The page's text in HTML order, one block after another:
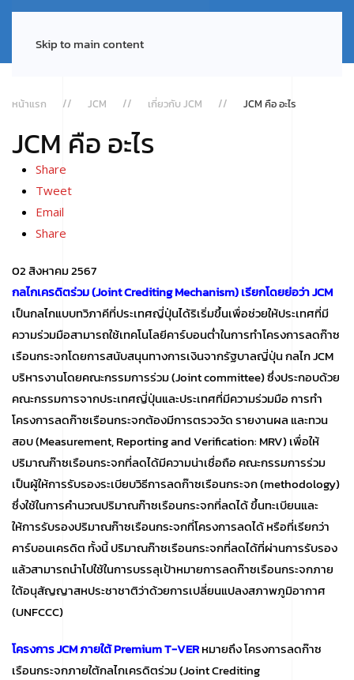
Skip to main content
หน้าแรก JCM เกี่ยวกับ JCM JCM คือ อะไร
JCM คือ อะไร
Share
Tweet
Email
Share
02 สิงหาคม 2567
กลไกเครดิตร่วม (Joint Crediting Mechanism) เรียกโดยย่อว่า JCM
เป็นกลไกแบบทวิภาคีที่ประเทศญี่ปุ่นได้ริเริ่มขึ้นเพื่อช่วยให้ประเทศที่มี
ความร่วมมือสามารถใช้เทคโนโลยีคาร์บอนต่ำในการทำโครงการลดก๊าซ
เรือนกระจกโดยการสนับสนุนทางการเงินจากรัฐบาลญี่ปุ่น กลไก JCM
บริหารงานโดยคณะกรรมการร่วม (Joint committee) ซึ่งประกอบด้วย
คณะกรรมการจากประเทศญี่ปุ่นและประเทศที่มีความร่วมมือ การทำ
โครงการลดก๊าซเรือนกระจกต้องมีการตรวจวัด รายงานผล และทวน
สอบ (Measurement, Reporting and Verification: MRV) เพื่อให้
ปริมาณก๊าซเรือนกระจกที่ลดได้มีความน่าเชื่อถือ คณะกรรมการร่วม
เป็นผู้ให้การรับรองระเบียบวิธีการลดก๊าซเรือนกระจก (methodology)
ซึ่งใช้ในการคำนวณปริมาณก๊าซเรือนกระจกที่ลดได้ ขึ้นทะเบียนและ
ให้การรับรองปริมาณก๊าซเรือนกระจกที่โครงการลดได้ หรือที่เรียกว่า
คาร์บอนเครดิต ทั้งนี้ ปริมาณก๊าซเรือนกระจกที่ลดได้ที่ผ่านการรับรอง
แล้วสามารถนำไปใช้ในการบรรลุเป้าหมายการลดก๊าซเรือนกระจกภาย
ใต้อนุสัญญาสหประชาชาติว่าด้วยการเปลี่ยนแปลงสภาพภูมิอากาศ
(UNFCCC)
โครงการ JCM ภายใต้ Premium T-VERหมายถึงโครงการลดก๊าซ
เรือนกระจกภายใต้กลไกเครดิตร่วม (Joint Crediting